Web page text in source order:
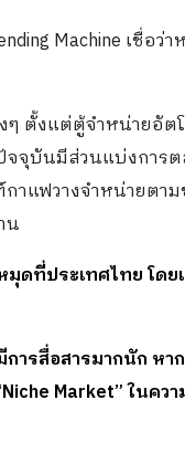
Machine เชื่อว่า
ๆ ตั้งแต่ตู้จำหน่ายอัต
จุบันมีส่วนแบ่งการ
าแฟวางจำหน่ายตาม
น
ดที่ประเทศไทย โดย
การสื่อสารมากนัก หา
Market” ในคว